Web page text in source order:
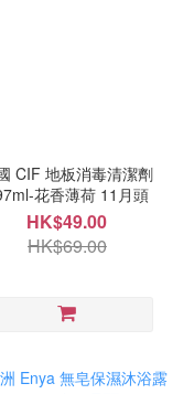
CIF 地板消毒清潔劑
花香薄荷 11月頭
HK$49.00
HK$69.00